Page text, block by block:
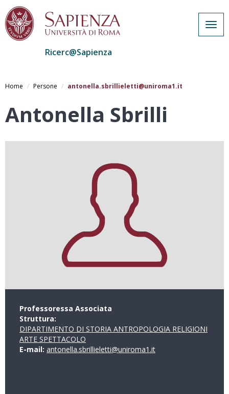
al
Ricerc@Sapienza
Home Persone antonella.sbrillieletti@uniroma1.it
Antonella Sbrilli
Professoressa Associata
Struttura:
DIPARTIMENTO DI STORIA ANTROPOLOGIA RELIGIONI
ARTE SPETTACOLO
E-mail: antonella.sbrillieletti@uniroma1.it